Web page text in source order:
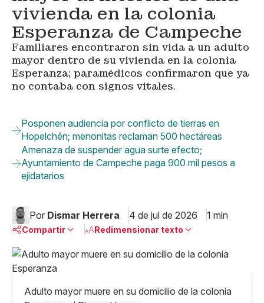
vivienda en la colonia
Esperanza de Campeche
Familiares encontraron sin vida a un adulto
mayor dentro de su vivienda en la colonia
Esperanza; paramédicos confirmaron que ya
no contaba con signos vitales.
Posponen audiencia por conflicto de tierras en
Hopelchén; menonitas reclaman 500 hectáreas
Amenaza de suspender agua surte efecto;
Ayuntamiento de Campeche paga 900 mil pesos a
ejidatarios
Por Dismar Herrera 4 de jul de 2026 1 min
Compartir
Linkedin
X
Whatsapp
Redimensionar texto
Grande
Adulto mayor muere en su domicilio de la colonia